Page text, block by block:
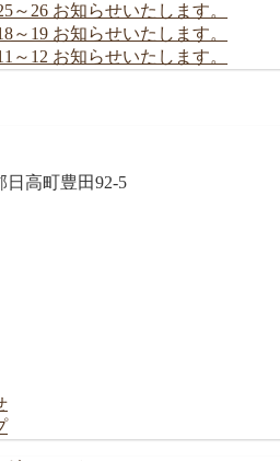
～26 お知らせいたします。
～19 お知らせいたします。
～12 お知らせいたします。
日高町豊田92-5